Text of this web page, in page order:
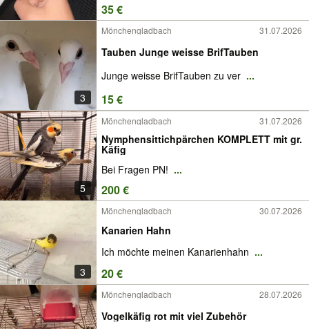
35 €
3
Mönchengladbach 31.07.2026
Tauben Junge weisse BrifTauben
Junge weisse BrifTauben zu ver ...
15 €
5
Mönchengladbach 31.07.2026
Nymphensittichpärchen KOMPLETT mit gr.
Käfig
Bei Fragen PN! ...
200 €
3
Mönchengladbach 30.07.2026
Kanarien Hahn
Ich möchte meinen Kanarienhahn ...
20 €
Mönchengladbach 28.07.2026
Vogelkäfig rot mit viel Zubehör